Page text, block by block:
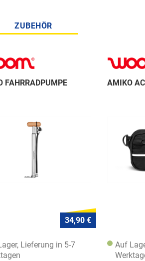
ZUBEHÖR
FAHRRADPUMPE
34,90 €
Lieferung in 5-7
AMIKO
Auf